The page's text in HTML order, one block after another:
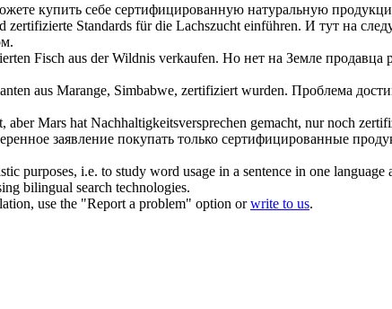
купить себе сертифицированную натуральную
zertifizierte Standards für die Lachszucht einführen. И тут на
Fisch aus der Wildnis verkaufen. Но нет на Земле продавца
aus Marange, Simbabwe, zertifiziert wurden. Проблема
Mars hat Nachhaltigkeitsversprechen gemacht, nur noch
заявление покупать только сертифицированные
purposes, i.e. to study word usage in a sentence in one
bilingual search technologies.
use the "Report a problem" option orwrite to us.